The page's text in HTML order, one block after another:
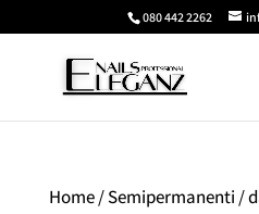
080 442 2262
Home/Semipermanenti /